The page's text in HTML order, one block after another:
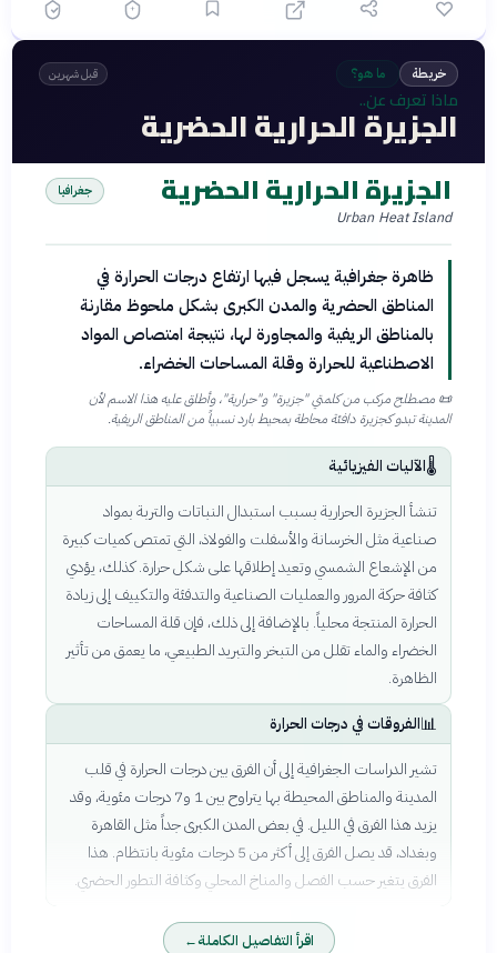
خريطة ما هو؟ قبل شهرين
ماذا تعرف عن..
الجزيرة الحرارية الحضرية
الجزيرة الحرارية الحضرية
Urban Heat Island
جغرافيا
ظاهرة جغرافية يسجل فيها ارتفاع درجات الحرارة في
المناطق الحضرية والمدن الكبرى بشكل ملحوظ مقارنة
بالمناطق الريفية والمجاورة لها، نتيجة امتصاص المواد
الاصطناعية للحرارة وقلة المساحات الخضراء.
📜 مصطلح مركب من كلمتي "جزيرة" و"حرارية"، وأطلق عليه هذا الاسم لأن
المدينة تبدو كجزيرة دافئة محاطة بمحيط بارد نسبياً من المناطق الريفية.
🌡️الآليات الفيزيائية
تنشأ الجزيرة الحرارية بسبب استبدال النباتات والتربة بمواد
صناعية مثل الخرسانة والأسفلت والفولاذ، التي تمتص كميات كبيرة
من الإشعاع الشمسي وتعيد إطلاقها على شكل حرارة. كذلك، يؤدي
كثافة حركة المرور والعمليات الصناعية والتدفئة والتكييف إلى زيادة
الحرارة المنتجة محلياً. بالإضافة إلى ذلك، فإن قلة المساحات
الخضراء والماء تقلل من التبخر والتبريد الطبيعي، ما يعمق من تأثير
الظاهرة.
📊الفروقات في درجات الحرارة
تشير الدراسات الجغرافية إلى أن الفرق بين درجات الحرارة في قلب
المدينة والمناطق المحيطة بها يتراوح بين 1 و7 درجات مئوية، وقد
يزيد هذا الفرق في الليل. في بعض المدن الكبرى جداً مثل القاهرة
وبغداد، قد يصل الفرق إلى أكثر من 5 درجات مئوية بانتظام. هذا
الفرق يتغير حسب الفصل والمناخ المحلي وكثافة التطور الحضري.
اقرأ التفاصيل الكاملة←